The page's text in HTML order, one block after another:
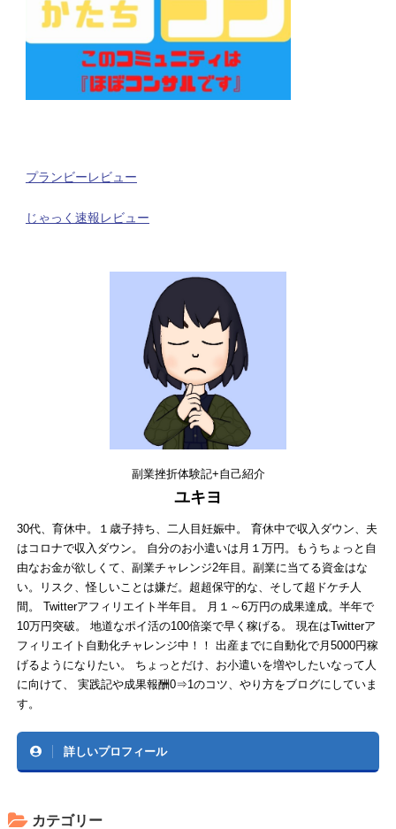
プランビーレビュー
じゃっく速報レビュー
副業挫折体験記+自己紹介
ユキヨ
30代、育休中。１歳子持ち、二人目妊娠中。 育休中で収入ダウン、夫
はコロナで収入ダウン。 自分のお小遣いは月１万円。もうちょっと自
由なお金が欲しくて、副業チャレンジ2年目。副業に当てる資金はな
い。リスク、怪しいことは嫌だ。超超保守的な、そして超ドケチ人
間。 Twitterアフィリエイト半年目。 月１～6万円の成果達成。半年で
10万円突破。 地道なポイ活の100倍楽で早く稼げる。 現在はTwitterア
フィリエイト自動化チャレンジ中！！ 出産までに自動化で月5000円稼
げるようになりたい。 ちょっとだけ、お小遣いを増やしたいなって人
に向けて、 実践記や成果報酬0⇒1のコツ、やり方をブログにしていま
す。
詳しいプロフィール
カテゴリー